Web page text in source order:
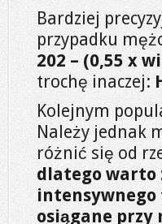
Bardziej
przypadku
202 – (0,55 x
trochę inaczej:
Kolejnym
Należy jednak
różnić się od
dlatego warto
osiągane przy